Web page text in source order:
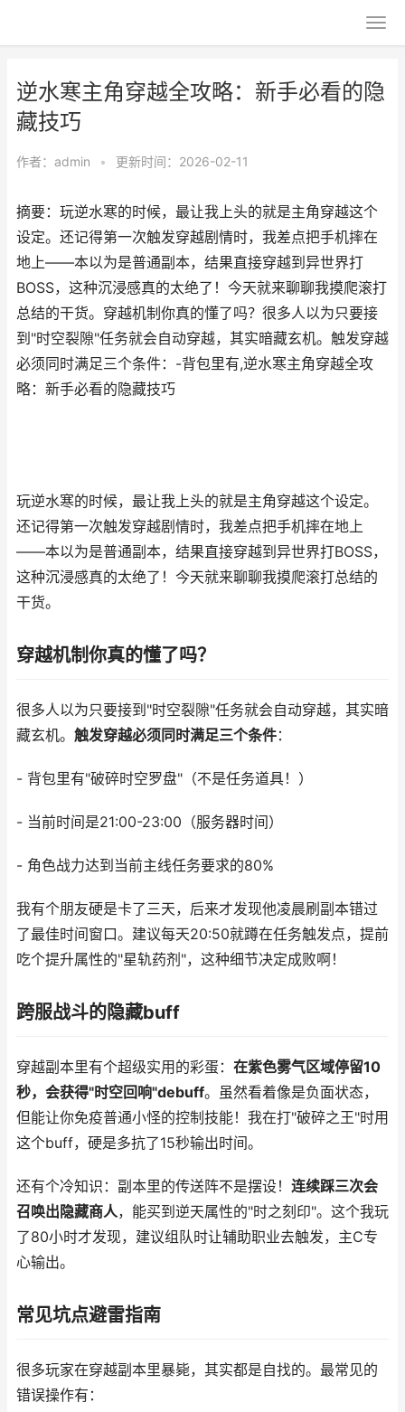
逆水寒主角穿越全攻略：新手必看的隐
藏技巧
作者： admin • 更新时间：2026-02-11
摘要：玩逆水寒的时候，最让我上头的就是主角穿越这个
设定。还记得第一次触发穿越剧情时，我差点把手机摔在
地上——本以为是普通副本，结果直接穿越到异世界打
BOSS，这种沉浸感真的太绝了！今天就来聊聊我摸爬滚打
总结的干货。穿越机制你真的懂了吗？很多人以为只要接
到"时空裂隙"任务就会自动穿越，其实暗藏玄机。触发穿越
必须同时满足三个条件：-背包里有,逆水寒主角穿越全攻
略：新手必看的隐藏技巧
玩逆水寒的时候，最让我上头的就是主角穿越这个设定。
还记得第一次触发穿越剧情时，我差点把手机摔在地上
——本以为是普通副本，结果直接穿越到异世界打BOSS，
这种沉浸感真的太绝了！今天就来聊聊我摸爬滚打总结的
干货。
穿越机制你真的懂了吗？
很多人以为只要接到"时空裂隙"任务就会自动穿越，其实暗
藏玄机。 触发穿越必须同时满足三个条件：
- 背包里有"破碎时空罗盘"（不是任务道具！）
- 当前时间是21:00-23:00（服务器时间）
- 角色战力达到当前主线任务要求的80%
我有个朋友硬是卡了三天，后来才发现他凌晨刷副本错过
了最佳时间窗口。建议每天20:50就蹲在任务触发点，提前
吃个提升属性的"星轨药剂"，这种细节决定成败啊！
跨服战斗的隐藏buff
穿越副本里有个超级实用的彩蛋： 在紫色雾气区域停留10
秒，会获得"时空回响"debuff。虽然看着像是负面状态，
但能让你免疫普通小怪的控制技能！我在打"破碎之王"时用
这个buff，硬是多抗了15秒输出时间。
还有个冷知识：副本里的传送阵不是摆设！ 连续踩三次会
召唤出隐藏商人，能买到逆天属性的"时之刻印"。这个我玩
了80小时才发现，建议组队时让辅助职业去触发，主C专
心输出。
常见坑点避雷指南
很多玩家在穿越副本里暴毙，其实都是自找的。最常见的
错误操作有：